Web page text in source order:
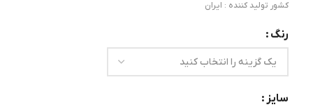
کشور تولید کننده : ایران
رنگ
سایز